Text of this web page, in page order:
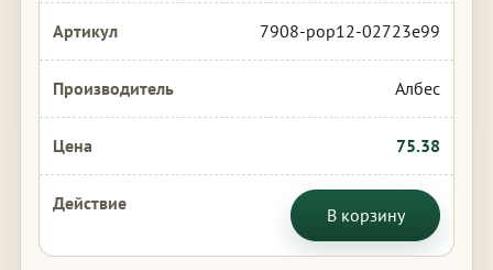
7908-pop12-02723e99
Албес
75.38
В корзину